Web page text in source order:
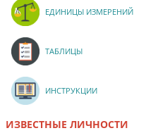
ЕДИНИЦЫ ИЗМЕРЕНИЙ
ТАБЛИЦЫ
ИНСТРУКЦИИ
ИЗВЕСТНЫЕ ЛИЧНОСТИ